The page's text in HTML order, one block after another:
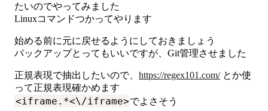
たいのでやってみました
Linuxコマンドつかってやります
始める前に元に戻せるようにしておきましょう
バックアップとってもいいですが、Git管理させました
正規表現で抽出したいので、 https://regex101.com/とか使
って正規表現確かめます
<iframe.*<\/iframe>でよさそう